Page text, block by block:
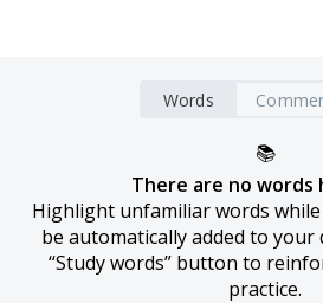
Words
📚
There are no words
Highlight unfamiliar words
be automatically added to your
“Study words” button to
practice.